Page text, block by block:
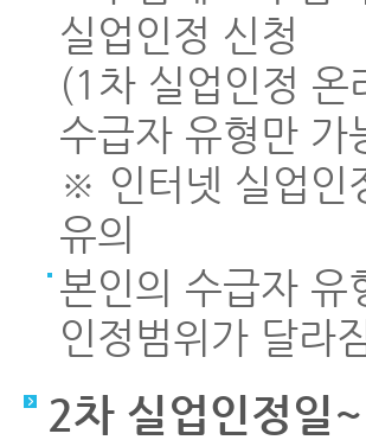
실업인정 신청
(1차 실업인정
수급자 유형만 가
※ 인터넷 실업인
유의
본인의 수급자 유
인정범위가 달라
2차 실업인정일